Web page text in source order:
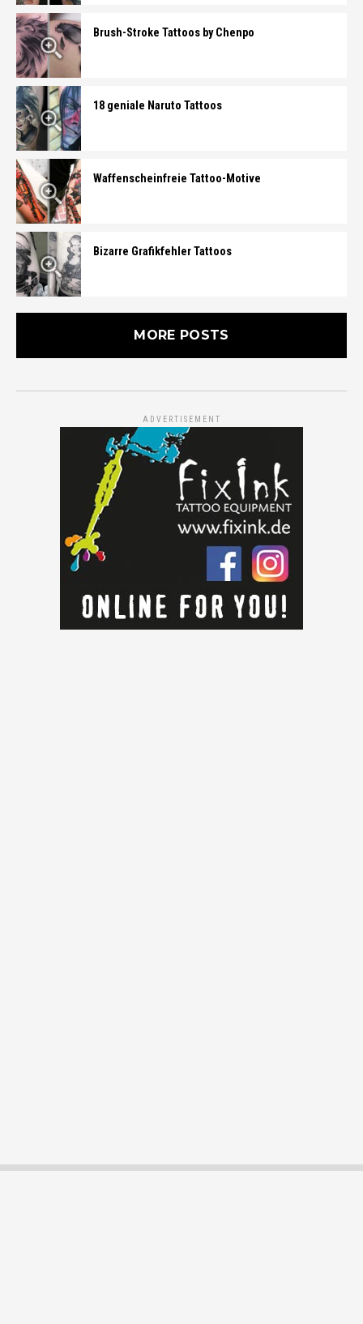
Brush-Stroke Tattoos by Chenpo
18 geniale Naruto Tattoos
Waffenscheinfreie Tattoo-Motive
Bizarre Grafikfehler Tattoos
MORE POSTS
ADVERTISEMENT